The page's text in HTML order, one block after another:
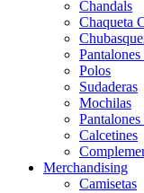
Chandals
Chaqueta
Polos
Sudaderas
Mochilas
Calcetines
Merchandising
Camisetas